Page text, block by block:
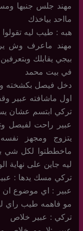
مهند جلس جنبها
مااحد بياخذك
هبه : طيب ليه
مهند ماعرف وش
بيجي يقابلك
في بيت محمد
دخل فيصل بكشخته
اول ماشافته عبير
تركي ابتسم عشان
عبير راحت لفيصل
يتزوج ومجهز
ماخططتوا لكل شي
ليه جاين على نهاية
تركي مسك يدها :
عبير : اي موضوع ان
مو فاهمه طيب راي
تركي : عبير خلاص